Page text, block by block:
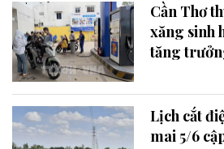
Cần Thơ
xăng sinh
tăng
Lịch cắt
mai 5/6